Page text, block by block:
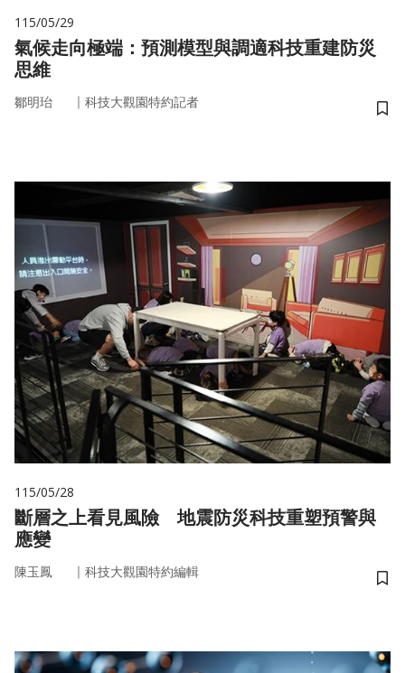
115/05/29
氣候走向極端：預測模型與調適科技重建防災
思維
鄒明珆 ｜ 科技大觀園特約記者
儲
115/05/28
斷層之上看見風險 地震防災科技重塑預警與
應變
陳玉鳳 ｜ 科技大觀園特約編輯
儲